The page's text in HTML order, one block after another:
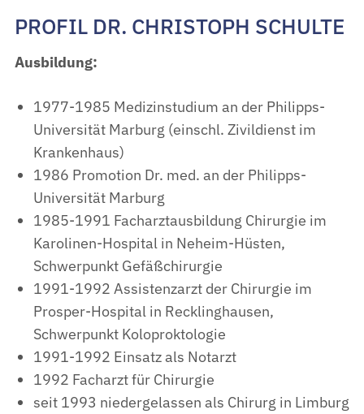
PROFIL DR. CHRISTOPH SCHULTE
Ausbildung:
1977-1985 Medizinstudium an der Philipps-
Universität Marburg (einschl. Zivildienst im
Krankenhaus)
1986 Promotion Dr. med. an der Philipps-
Universität Marburg
1985-1991 Facharztausbildung Chirurgie im
Karolinen-Hospital in Neheim-Hüsten,
Schwerpunkt Gefäßchirurgie
1991-1992 Assistenzarzt der Chirurgie im
Prosper-Hospital in Recklinghausen,
Schwerpunkt Koloproktologie
1991-1992 Einsatz als Notarzt
1992 Facharzt für Chirurgie
seit 1993 niedergelassen als Chirurg in Limburg